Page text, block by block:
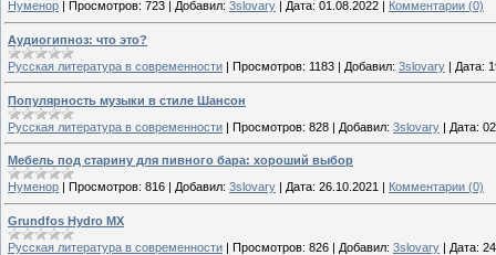
Нуменор
Просмотров: 723 Добавил: 3slovary Дата: 01.08.2022 Комментарии (0)
Аудиогипноз: что это?
Русская литература в современности | Просмотров: 1183 | Добавил: 3slovary | Дата:
Популярность музыки в стиле Шансон
Русская литература в современности | Просмотров: 828 | Добавил: 3slovary | Дата:
Мебель под старину для пивного бара: хороший выбор
Нуменор | Просмотров: 816 | Добавил: 3slovary | Дата: 26.10.2021 | Комментарии (0)
Grundfos Hydro MX
Русская литература в современности | Просмотров: 826 | Добавил: 3slovary | Дата: